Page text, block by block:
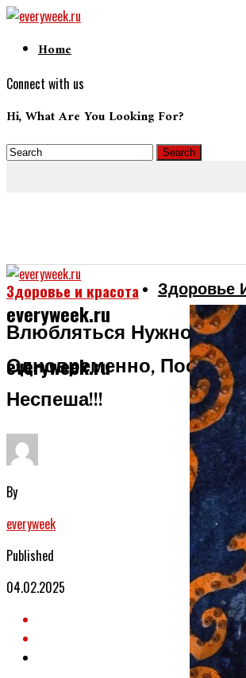
Home
Connect with us
Hi, What Are You Looking For?
everyweek.ru
everyweek.ru
Здоровье
Здоровье и красота
Влюбляться Нужно
Одновременно,
Неспеша!!!
By
everyweek
Published
04.02.2025